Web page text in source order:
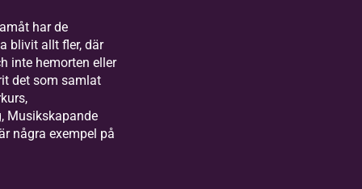
har de
blivit allt fler, där
inte hemorten eller
det som samlat
Musikskapande
några exempel på